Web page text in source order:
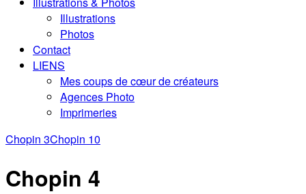
Illustrations
Photos
Contact
LIENS
Mes coups de cœur de créateurs
Agences Photo
Imprimeries
Chopin 3Chopin 10
Chopin 4